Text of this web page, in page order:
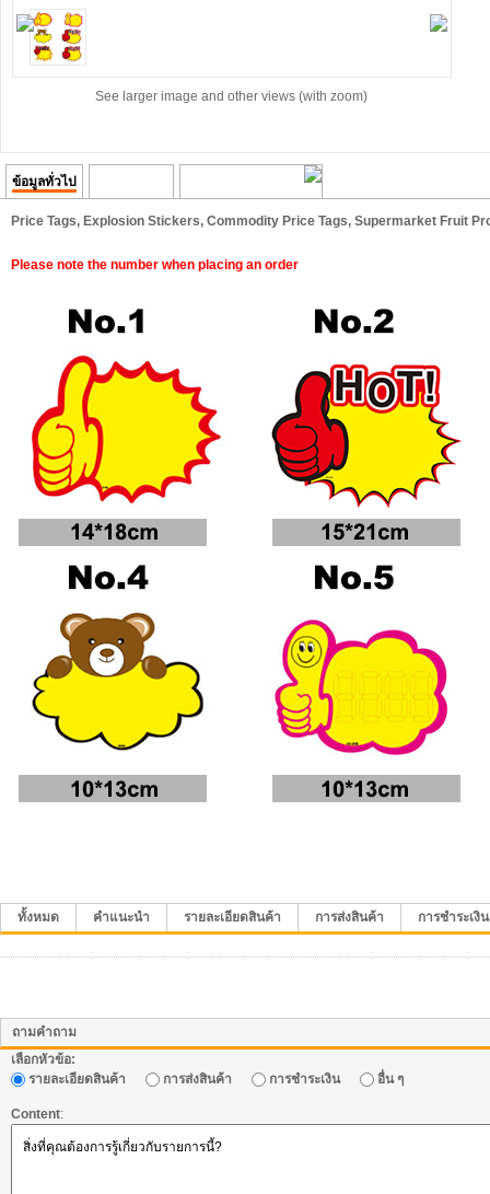
See larger image and other views (with zoom)
ข้อมูลทั่วไป Transaction History
Price Tags, Explosion Stickers, Commodity Price Tags, Supermarket Fruit
Please note the number when placing an order
ทั้งหมด คำแนะนำ รายละเอียดสินค้า การส่งสินค้า การชำระเงิน
ถามคำถาม
เลือกหัวข้อ:
รายละเอียดสินค้า
การส่งสินค้า การชำระเงิน อื่น ๆ
Content: